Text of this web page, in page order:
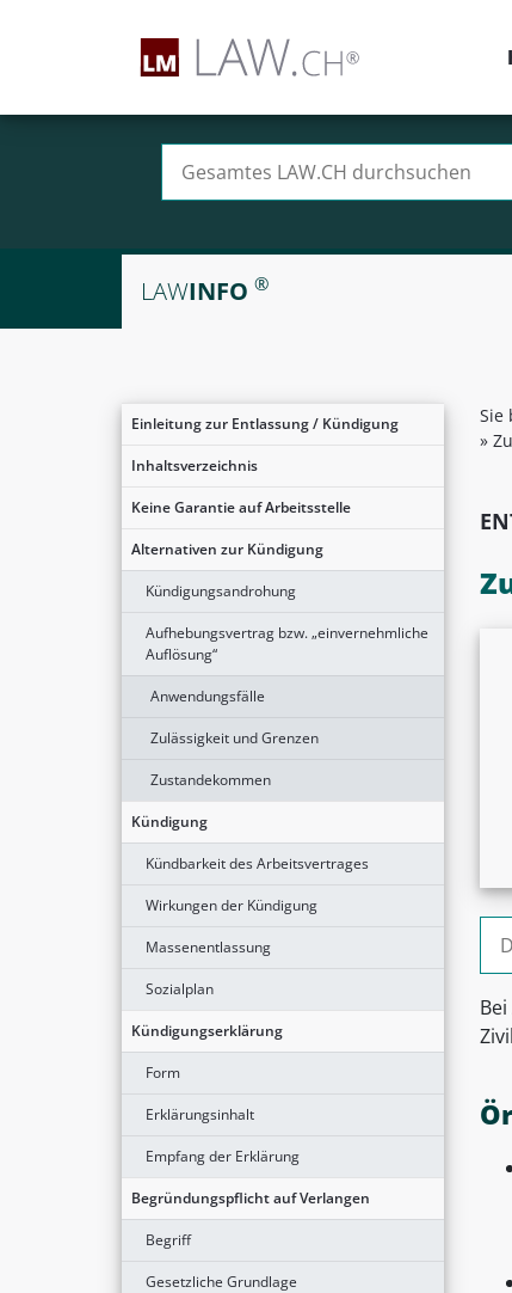
LAWINFO ®
Einleitung zur Entlassung / Kündigung
Inhaltsverzeichnis
Keine Garantie auf Arbeitsstelle
Alternativen zur Kündigung
Kündigungsandrohung
Aufhebungsvertrag bzw. „einvernehmliche
Auflösung“
Anwendungsfälle
Zulässigkeit und Grenzen
Zustandekommen
Kündigung
Kündbarkeit des Arbeitsvertrages
Wirkungen der Kündigung
Massenentlassung
Sozialplan
Kündigungserklärung
Form
Erklärungsinhalt
Empfang der Erklärung
Begründungspflicht auf Verlangen
Begriff
Gesetzliche Grundlage
Sie
»